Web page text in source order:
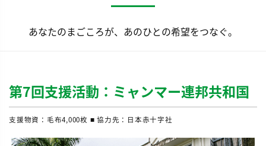
あなたのまごころが、あのひとの希望をつなぐ。
第7回支援活動：ミャンマー連邦共和国
支援物資：毛布4,000枚 ■ 協力先：日本赤十字社